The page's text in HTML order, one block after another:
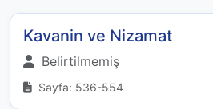
Kavanin ve Nizamat
Belirtilmemiş
Sayfa: 536-554